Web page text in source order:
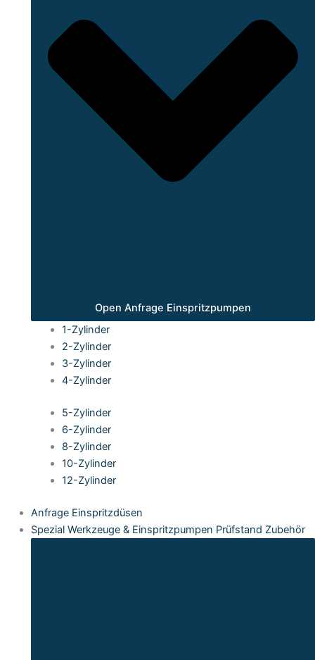
Open Anfrage Einspritzpumpen
1-Zylinder
2-Zylinder
3-Zylinder
4-Zylinder
5-Zylinder
6-Zylinder
8-Zylinder
10-Zylinder
12-Zylinder
Anfrage Einspritzdüsen
Spezial Werkzeuge & Einspritzpumpen Prüfstand Zubehör